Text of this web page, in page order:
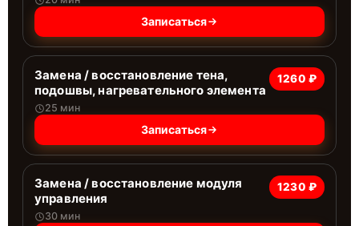
Записаться
Замена / восстановление тена,
подошвы, нагревательного элемента
25 мин
1260 ₽
Записаться
Замена / восстановление модуля
управления
30 мин
1230 ₽